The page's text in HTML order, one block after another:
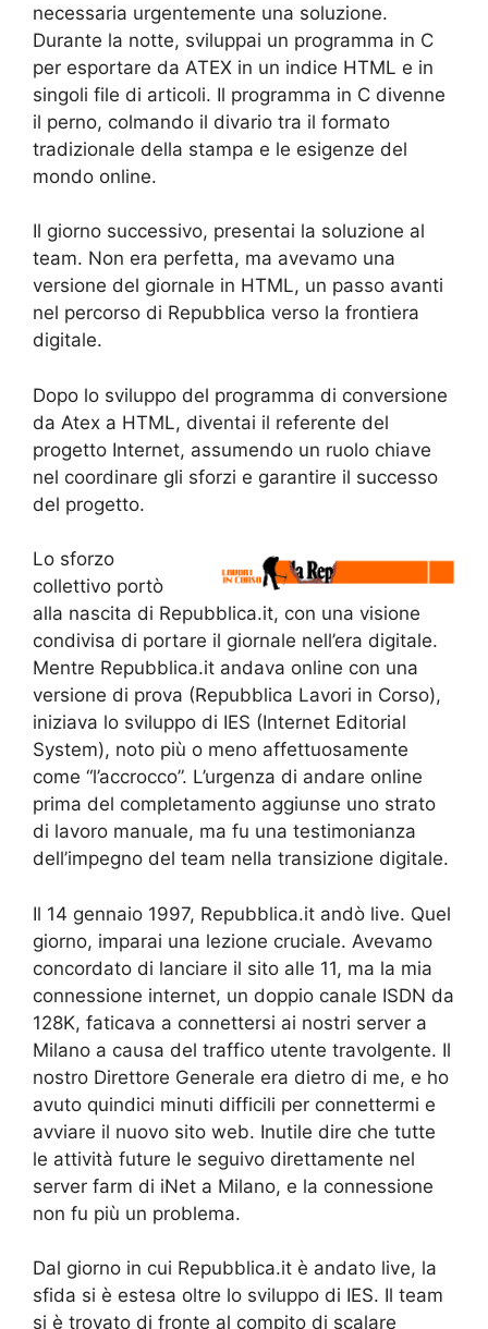
necessaria urgentemente una soluzione.
Durante la notte, sviluppai un programma in C
per esportare da ATEX in un indice HTML e in
singoli file di articoli. Il programma in C divenne
il perno, colmando il divario tra il formato
tradizionale della stampa e le esigenze del
mondo online.
Il giorno successivo, presentai la soluzione al
team. Non era perfetta, ma avevamo una
versione del giornale in HTML, un passo avanti
nel percorso di Repubblica verso la frontiera
digitale.
Dopo lo sviluppo del programma di conversione
da Atex a HTML, diventai il referente del
progetto Internet, assumendo un ruolo chiave
nel coordinare gli sforzi e garantire il successo
del progetto.
Lo sforzo
collettivo portò
alla nascita di Repubblica.it, con una visione
condivisa di portare il giornale nell’era digitale.
Mentre Repubblica.it andava online con una
versione di prova (Repubblica Lavori in Corso),
iniziava lo sviluppo di IES (Internet Editorial
System), noto più o meno affettuosamente
come “l’accrocco”. L’urgenza di andare online
prima del completamento aggiunse uno strato
di lavoro manuale, ma fu una testimonianza
dell’impegno del team nella transizione digitale.
Il 14 gennaio 1997, Repubblica.it andò live. Quel
giorno, imparai una lezione cruciale. Avevamo
concordato di lanciare il sito alle 11, ma la mia
connessione internet, un doppio canale ISDN da
128K, faticava a connettersi ai nostri server a
Milano a causa del traffico utente travolgente. Il
nostro Direttore Generale era dietro di me, e ho
avuto quindici minuti difficili per connettermi e
avviare il nuovo sito web. Inutile dire che tutte
le attività future le seguivo direttamente nel
server farm di iNet a Milano, e la connessione
non fu più un problema.
Dal giorno in cui Repubblica.it è andato live, la
sfida si è estesa oltre lo sviluppo di IES. Il team
si è trovato di fronte al compito di scalare